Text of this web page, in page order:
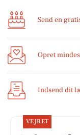
Send en
Opret
Indsend dit
VEJRET